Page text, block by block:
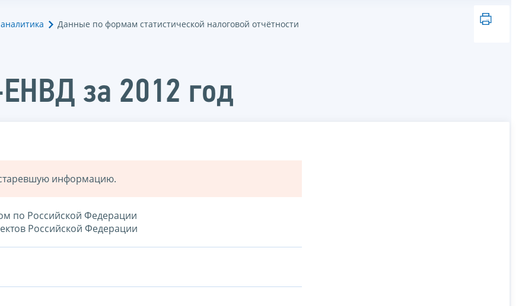
Данные по формам статистической налоговой отчётности
за 2012 год
информацию.
по Российской Федерации
Российской Федерации